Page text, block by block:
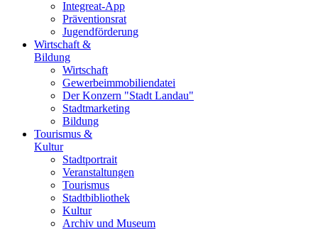
Integreat-App
Präventionsrat
Jugendförderung
Wirtschaft &
Bildung
Wirtschaft
Gewerbeimmobiliendatei
Der Konzern "Stadt Landau"
Stadtmarketing
Bildung
Tourismus &
Kultur
Stadtportrait
Veranstaltungen
Tourismus
Stadtbibliothek
Kultur
Archiv und Museum